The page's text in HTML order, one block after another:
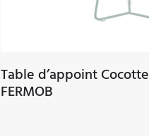
Table d’appoint Cocotte
FERMOB